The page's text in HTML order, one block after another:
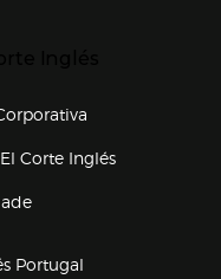
Corte Inglés(abre en
Portugal